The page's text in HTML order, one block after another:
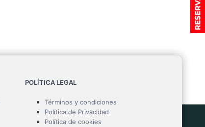
POLÍTICA LEGAL
Términos y condiciones
Política de Privacidad
Política de cookies